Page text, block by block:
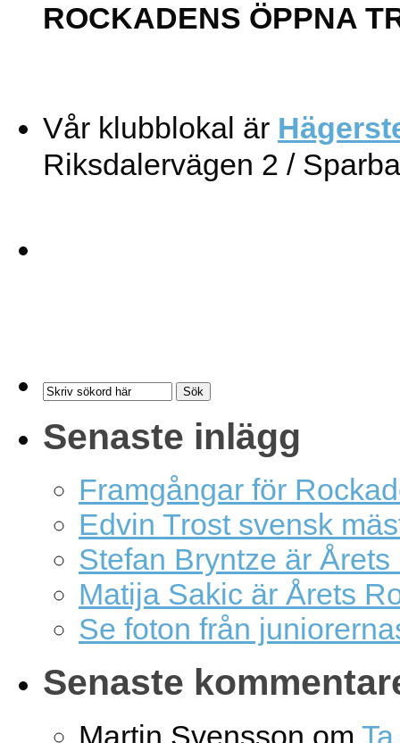
ROCKADENS ÖPPNA
Vår klubblokal är
Riksdalervägen 2 /
Senaste inlägg
Framgångar för
Edvin Trost svensk
Stefan Bryntze är
Matija Sakic är Årets
Se foton från
Senaste
Martin Svensson om